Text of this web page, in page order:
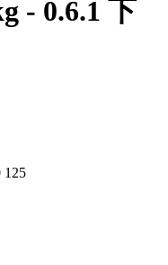
- 0.6.1 下
125